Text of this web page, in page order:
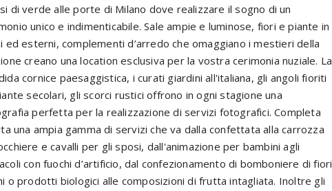
di verde alle porte di Milano dove realizzare il sogno di un
unico e indimenticabile. Sale ampie e luminose, fiori e piante in
ed esterni, complementi d’arredo che omaggiano i mestieri della
creano una location esclusiva per la vostra cerimonia nuziale. La
cornice paesaggistica, i curati giardini all'italiana, gli angoli fioriti
secolari, gli scorci rustici offrono in ogni stagione una
perfetta per la realizzazione di servizi fotografici. Completa
una ampia gamma di servizi che va dalla confettata alla carrozza
e cavalli per gli sposi, dall'animazione per bambini agli
con fuochi d’artificio, dal confezionamento di bomboniere di fiori
o prodotti biologici alle composizioni di frutta intagliata. Inoltre gli